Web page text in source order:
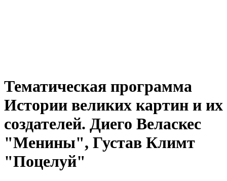
Тематическая программа
Истории великих картин и их
создателей. Диего Веласкес
"Менины", Густав Климт
"Поцелуй"